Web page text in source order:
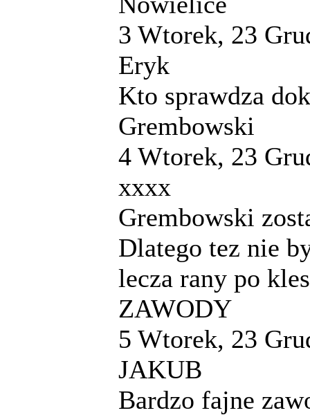
3 Wtorek, 23
Eryk
Kto sprawdza
Grembowski
4 Wtorek, 23
xxxx
Grembowski
Dlatego tez nie
lecza rany po
ZAWODY
5 Wtorek, 23
JAKUB
Bardzo fajne